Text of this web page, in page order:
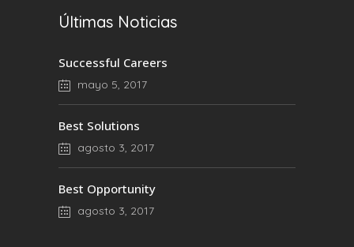
Últimas Noticias
Successful Careers
mayo 5, 2017
Best Solutions
agosto 3, 2017
Best Opportunity
agosto 3, 2017